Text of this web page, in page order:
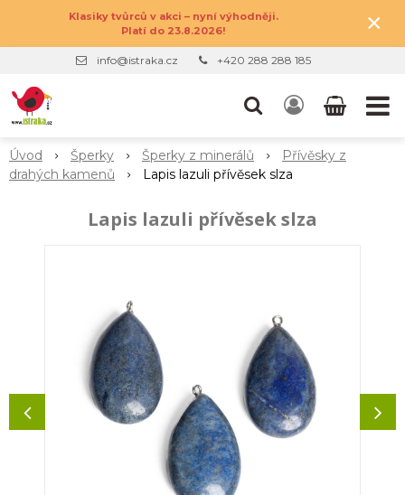
Klasiky tvůrců v akci – nyní výhodněji.
Platí do 23.8.2026!
×
info@istraka.cz +420 288 288 185
Úvod Šperky Šperky z minerálů
Přívěsky z
drahých kamenů
Lapis lazuli přívěsek slza
Lapis lazuli přívěsek slza